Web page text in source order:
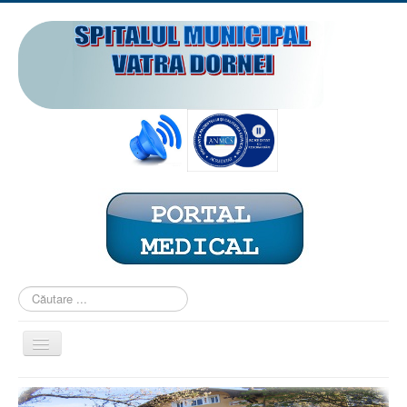
Căutare
...
Comută
navigarea
PREZENTARE